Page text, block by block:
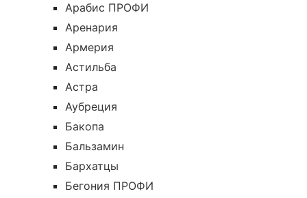
Арабис ПРОФИ
Аренария
Армерия
Астильба
Астра
Аубреция
Бакопа
Бальзамин
Бархатцы
Бегония ПРОФИ